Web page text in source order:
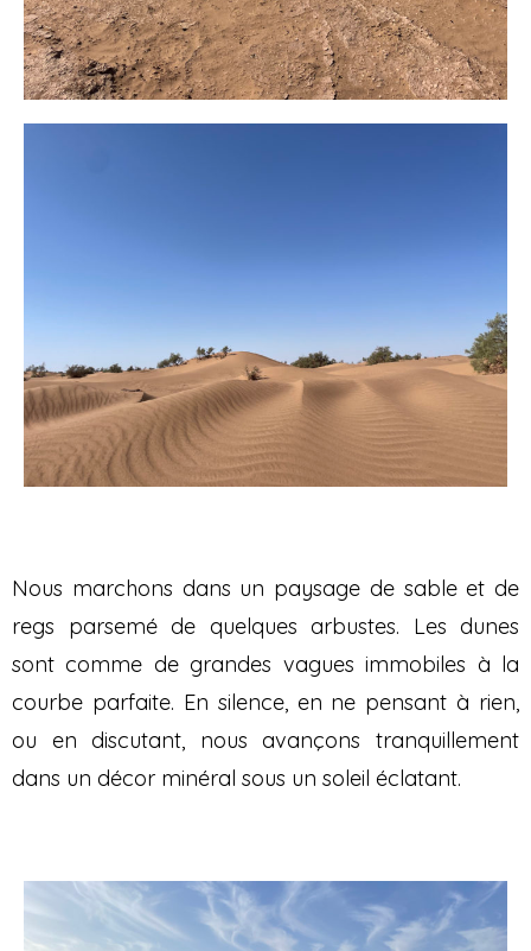
Nous marchons dans un paysage de sable et de
regs parsemé de quelques arbustes. Les dunes
sont comme de grandes vagues immobiles à la
courbe parfaite. En silence, en ne pensant à rien,
ou en discutant, nous avançons tranquillement
dans un décor minéral sous un soleil éclatant.